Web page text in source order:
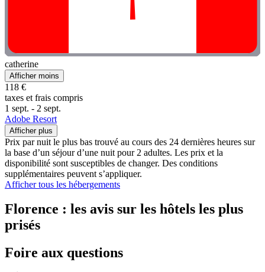
catherine
Afficher moins
118 €
taxes et frais compris
1 sept. - 2 sept.
Adobe Resort
Afficher plus
Prix par nuit le plus bas trouvé au cours des 24 dernières heures sur
la base d’un séjour d’une nuit pour 2 adultes. Les prix et la
disponibilité sont susceptibles de changer. Des conditions
supplémentaires peuvent s’appliquer.
Afficher tous les hébergements
Florence : les avis sur les hôtels les plus
prisés
Foire aux questions